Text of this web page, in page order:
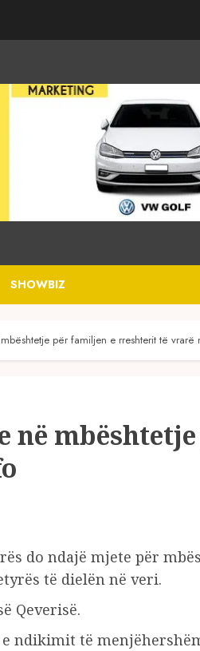
SHOWBIZ
për familjen e rreshterit të
në
do ndajë mjete për
të dielën në veri.
Qeverisë.
ndikimit të